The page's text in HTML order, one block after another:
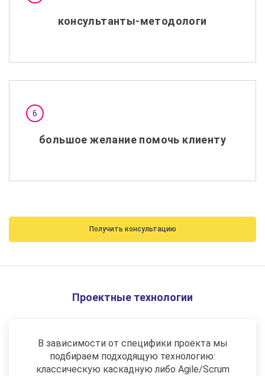
консультанты-методологи
большое желание помочь клиенту
Получить консультацию
Проектные технологии
В зависимости от специфики проекта мы
подбираем подходящую технологию:
классическую каскадную либо Agile/Scrum